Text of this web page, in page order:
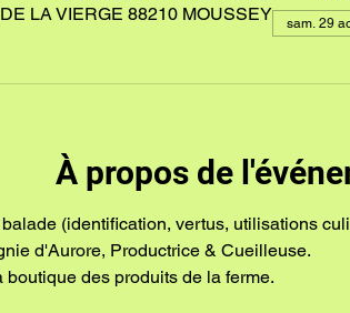
LA VIERGE 88210 MOUSSEY
sam. 29
À propos de
d'Aurore, Productrice & Cueilleuse.
des produits de la ferme.